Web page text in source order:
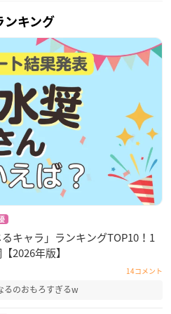
ジナルスマホリング
い銀ピロー袋入りです。
は選べません。・西武線1日フリ
ホリングの単体発売はございま
銀さんの限定録り下ろしオリジ
月31日(日)
ンキング
キャラ」ランキングTOP10！1
2026年版】
14コメント
るのおもろすぎるw